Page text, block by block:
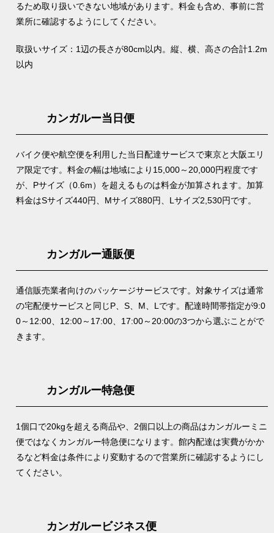
るため取り扱いできない地域があります。料金も含め、事前に営
業所に確認するようにしてください。
取扱いサイズ：1辺の長さが80cm以内。縦、横、高さの合計1.2m
以内
カンガルー当日便
バイク便や航空便を利用した当日配達サービスで東京と大阪エリ
ア限定です。料金の幅は地域により15,000～20,000円程度です
が、Pサイズ（0.6m）を超えるものは料金が加算されます。加算
料金はSサイズ440円、Mサイズ880円、Lサイズ2,530円です。
カンガルー通販便
通信販売業者向けのパッケージサービスです。対象サイズは通常
の宅配便サービスと同じP、S、M、Lです。配達時間帯指定が9:0
0～12:00、12:00～17:00、17:00～20:00の3つから選ぶことがで
きます。
カンガルー特急便
1個口で20kgを超える商品や、2個口以上の商品はカンガルーミニ
便ではなくカンガルー特急便になります。館内配達は実費がかか
るなど料金は条件により変動するので営業所に確認するようにし
てください。
カンガルービジネス便